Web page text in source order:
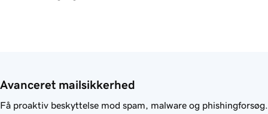
Avanceret mailsikkerhed
Få proaktiv beskyttelse mod spam, malware og phishingforsøg.